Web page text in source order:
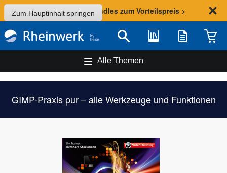
Zum Hauptinhalt springen
Sommer-Aktion: Bundles zum Vorteilspreis >
Suche Bibliothek Merkliste
Alle Themen
GIMP-Praxis pur – alle Werkzeuge und Funktionen